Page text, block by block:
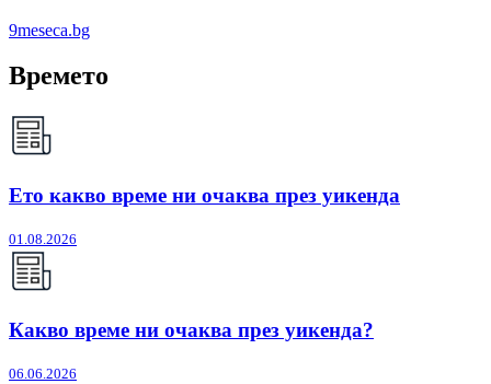
9meseca.bg
Времето
Ето какво време ни очаква през уикенда
01.08.2026
Какво време ни очаква през уикенда?
06.06.2026